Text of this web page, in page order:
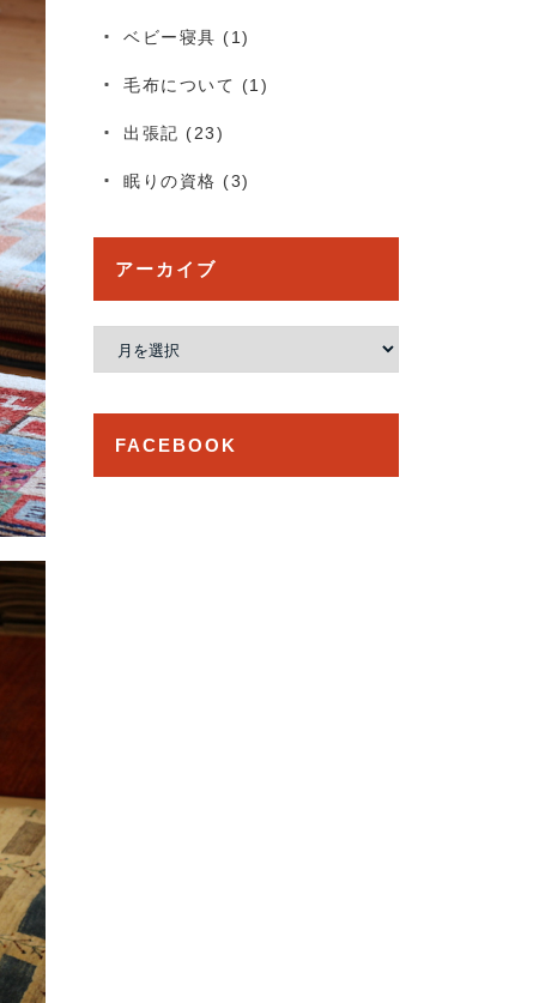
ベビー寝具 (1)
毛布について (1)
出張記 (23)
眠りの資格 (3)
アーカイブ
ー
FACEBOOK